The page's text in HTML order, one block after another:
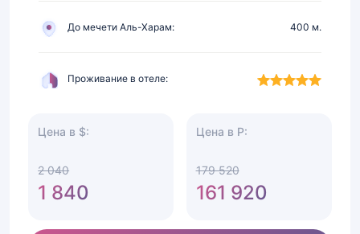
До мечети Аль-Харам: 400 м.
Проживание в отеле:
Цена в $:
2 040
1 840
Цена в Р:
179 520
161 920